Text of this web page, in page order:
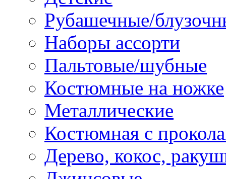
Рубашечные/
Наборы ассорти
Пальтовые/шубные
Костюмные на ножке
Металлические
Костюмная с
Дерево, кокос,